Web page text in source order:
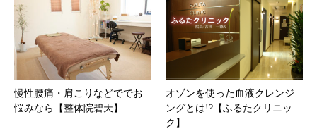
慢性腰痛・肩こりなどででお
悩みなら【整体院碧天】
オゾンを使った血液クレンジ
ングとは!?【ふるたクリニッ
ク】